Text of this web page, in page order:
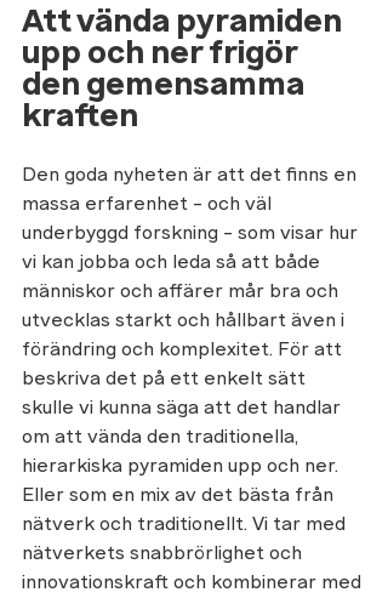
Att vända pyramiden
upp och ner frigör
den gemensamma
kraften
Den goda nyheten är att det finns en
massa erfarenhet - och väl
underbyggd forskning - som visar hur
vi kan jobba och leda så att både
människor och affärer mår bra och
utvecklas starkt och hållbart även i
förändring och komplexitet. För att
beskriva det på ett enkelt sätt
skulle vi kunna säga att det handlar
om att vända den traditionella,
hierarkiska pyramiden upp och ner.
Eller som en mix av det bästa från
nätverk och traditionellt. Vi tar med
nätverkets snabbrörlighet och
innovationskraft och kombinerar med